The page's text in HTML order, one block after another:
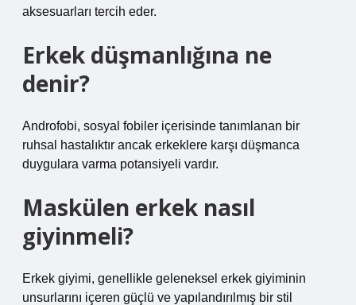
aksesuarları tercih eder.
Erkek düşmanlığına ne
denir?
Androfobi, sosyal fobiler içerisinde tanımlanan bir
ruhsal hastalıktır ancak erkeklere karşı düşmanca
duygulara varma potansiyeli vardır.
Maskülen erkek nasıl
giyinmeli?
Erkek giyimi, genellikle geleneksel erkek giyiminin
unsurlarını içeren güçlü ve yapılandırılmış bir stil